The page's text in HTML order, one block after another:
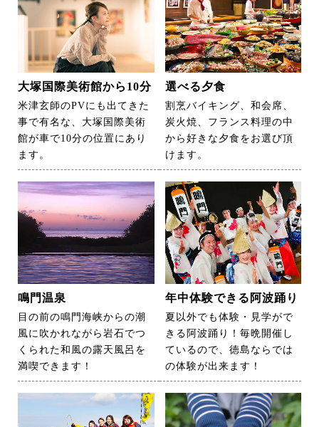
大塚国際美術館から10分
米津玄師のPVにも出てきた
事で有名な、大塚国際美術
館が車で10分の位置にあり
ます。
選べる夕食
割烹バイキング、和会席、
炭火焼、フランス料理の中
から好きな夕食をお選び頂
けます。
鳴門温泉
目の前の鳴門海峡からの潮
風に吹かれながら岩石でつ
くられた和風の露天風呂を
満喫できます！
年中体験できる阿波踊り
夏以外でも体験・見学がで
きる阿波踊り！毎晩開催し
ているので、徳島ならでは
の体験が出来ます！